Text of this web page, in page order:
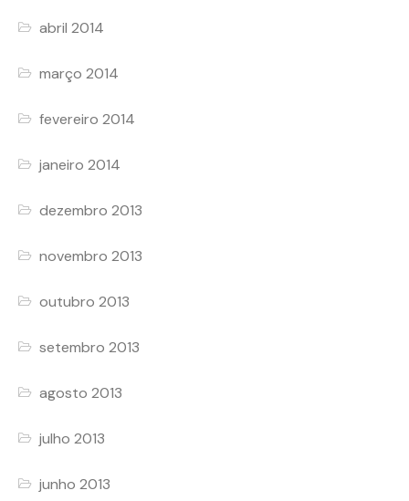
abril 2014
março 2014
fevereiro 2014
janeiro 2014
dezembro 2013
novembro 2013
outubro 2013
setembro 2013
agosto 2013
julho 2013
junho 2013